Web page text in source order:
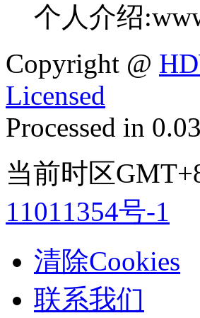
个人介绍
Copyright @
Licensed
Processed in
当前时区
11011354号-1
清除Cookies
联系我们